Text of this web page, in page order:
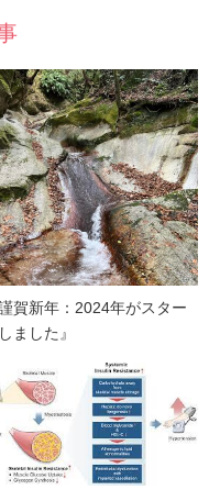
謹賀新年：2024年がスター
ました』